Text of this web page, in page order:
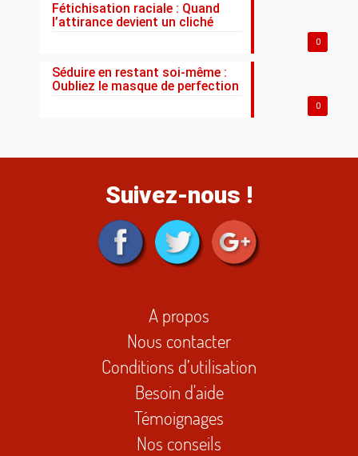
0
Fétichisation raciale : Quand
l’attirance devient un cliché
0
Séduire en restant soi-même :
Oubliez le masque de perfection
Suivez-nous !
A propos
Nous contacter
Conditions d’utilisation
Besoin d'aide
Témoignages
Nos conseils